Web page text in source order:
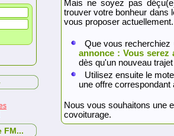
FM...
Mais ne soyez pas
trouver votre bonheur dans
vous proposer actuellement.
Que vous
annonce : Vous serez
dès qu'un nouveau
Utilisez ensuite le
une offre
Nous vous souhaitons une
covoiturage.